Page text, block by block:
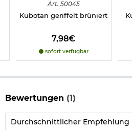
Art. 50045
Kubotan geriffelt brüniert
7,98€
sofort verfügbar
Bewertungen (1)
Durchschnittlicher Empfehlung